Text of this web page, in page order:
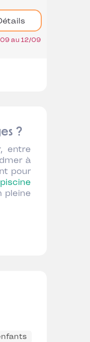
au 12/09
?
entre
à
pour
pleine